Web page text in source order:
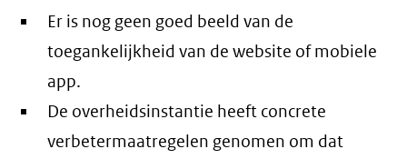
Er is nog geen goed beeld van de
toegankelijkheid van de website of mobiele
app.
De overheidsinstantie heeft concrete
verbetermaatregelen genomen om dat